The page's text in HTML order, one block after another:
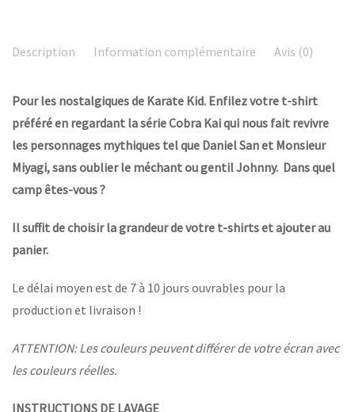
Description Information complémentaire Avis (0)
Pour les nostalgiques de Karate Kid. Enfilez votre t-shirt
préféré en regardant la série Cobra Kai qui nous fait revivre
les personnages mythiques tel que Daniel San et Monsieur
Miyagi, sans oublier le méchant ou gentil Johnny. Dans quel
camp êtes-vous ?
Il suffit de choisir la grandeur de votre t-shirts et ajouter au
panier.
Le délai moyen est de 7 à 10 jours ouvrables pour la
production et livraison !
ATTENTION: Les couleurs peuvent différer de votre écran avec
les couleurs réelles.
INSTRUCTIONS DE LAVAGE